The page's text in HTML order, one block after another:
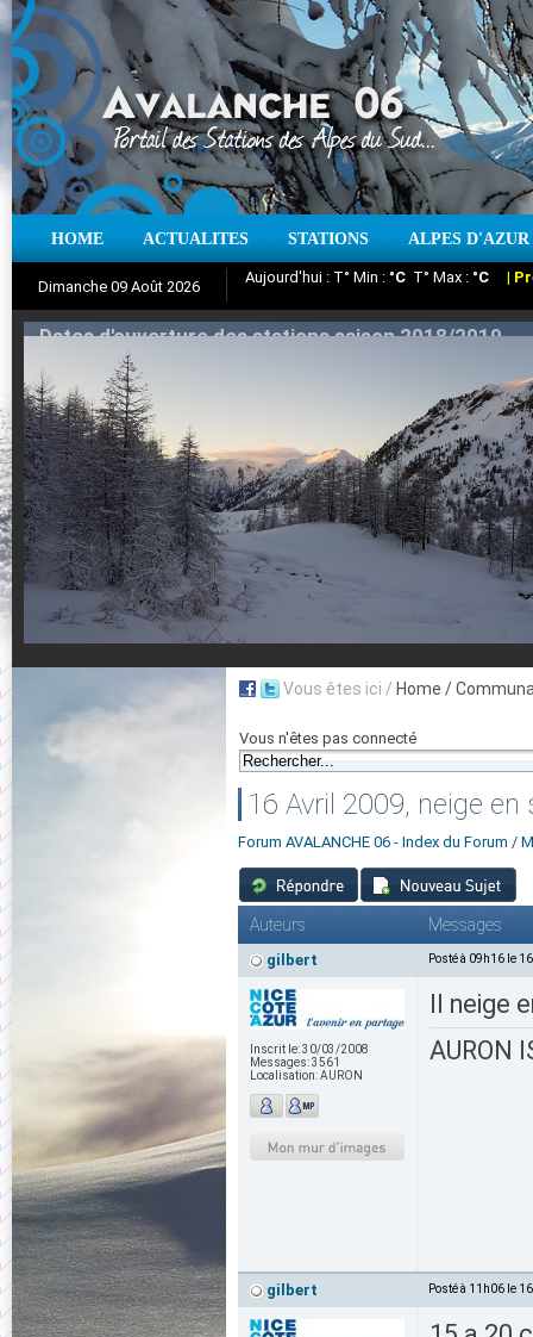
HOME ACTUALITES STATIONS ALPES D'AZUR
Dimanche 09 Août 2026
Aujourd'hui : T° Min :°CT° Max :°C |
Iso à 0° :m Neige sur 12 heures : cm
Suivez en direct l'actualité des stations
Vous êtes ici / Home /
Vous n'êtes pas connecté
16 Avril 2009, neige en
Forum AVALANCHE 06 - Index du Forum /
Auteurs Messages
gilbert Posté à 09h16 le
Inscrit le:30/03/2008
Messages:3561
Localisation:AURON
Il neige
AURON
gilbert Posté à 11h06 le